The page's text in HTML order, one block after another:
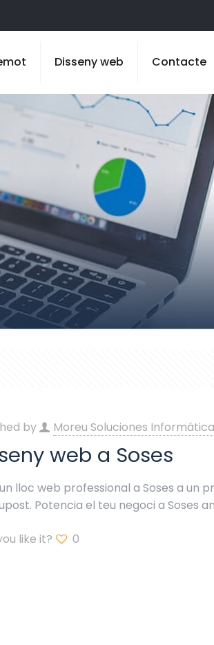
Disseny web Contacte
by Moreu Soluciones
web a Soses
lloc web professional a Soses a un
Potencia el teu negoci a Soses
like it? 0